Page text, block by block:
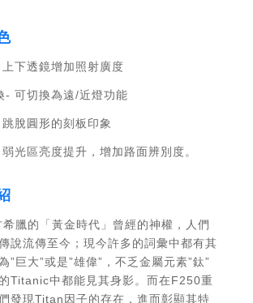
PC
PC
下透鏡增加照射廣度
- 可切換為遠/近燈功能
脫圓形的刻板印象
光區亮度提升，增加路面辨別度。